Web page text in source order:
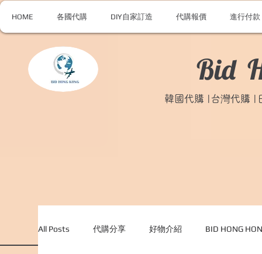
HOME 各國代購 DIY自家訂造 代購報價 進行付款
Bid
韓國代購 |台灣代購 |
All Posts 代購分享 好物介紹 BID HONG